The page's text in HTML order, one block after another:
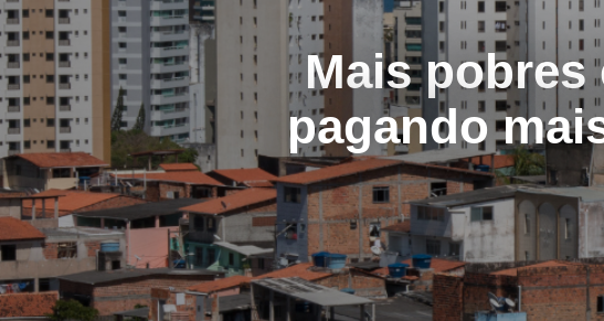
Mais pobres
pagando